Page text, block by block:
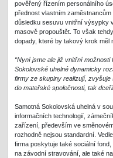
pověřený řízením personálního
přednost vlastním
důsledku sesuvu vnitřní výsypky
masově propouštět. To však
dopady, které by takový krok měl
“Nyní jsme ale již vnitřní
Sokolovské uhelné dynamicky
firmy ze skupiny realizují, zvyšuje
do mateřské společnosti, tak
Samotná Sokolovská uhelná v
informačních technologií,
zařízení, především ve
rozhodně nejsou standardní.
firma poskytuje také sociální
na závodní stravování, ale také